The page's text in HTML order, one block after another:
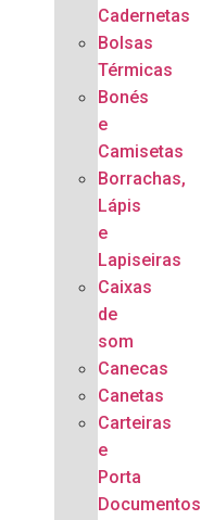
Cadernetas
Bolsas
Térmicas
Bonés
e
Camisetas
Borrachas,
Lápis
e
Lapiseiras
Caixas
de
som
Canecas
Canetas
Carteiras
e
Porta
Documentos